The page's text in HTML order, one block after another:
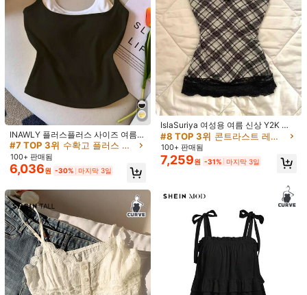
301K 팔로워
301K 팔로워
301K 팔로워
301K 팔로워
24
Resyla 여성 플러스 사이즈 여름 신상
캐주얼 아웃도어 스포츠 멀티 컬러 조
합 티셔츠 세트, 개학, 스승의 날
20,265원 -30% 마지막 3일
4
NEW GlowEve CURVE 플러스 사이
즈 스트랩리스 슬릿 패션 봄여름 여성
용 탑
5,190원 -25%
INAWLY 플러스플러스 사이즈 여름
캐주얼 컬러블럭 민소매 2 in 1 탱크
탑
#7 TOP 3위 수확고 플러스 사이즈 탱크 탑 & 카미스
100+ 판매됨
6,036원 -30% 마지막 3일
IslaSuriya 여성용 여름 신상 Y2K 체
크 레이스 패치워크 다용도 슬림핏 플
래터링 플러스 사이즈 캐미솔 탱크탑
#8 TOP 3위 콘트라스트 레이스 플러스 사이즈 탱크 탑 & 카미스
100+ 판매됨
7,259원 -31% 마지막 3일